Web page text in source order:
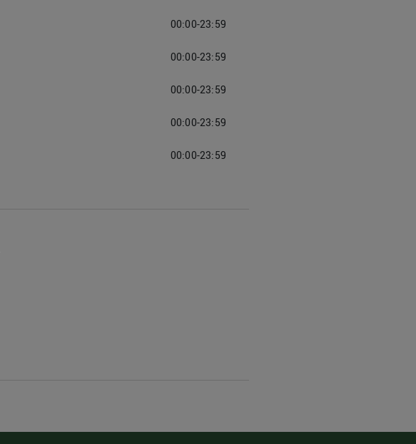
00:00-23:59
00:00-23:59
00:00-23:59
00:00-23:59
00:00-23:59